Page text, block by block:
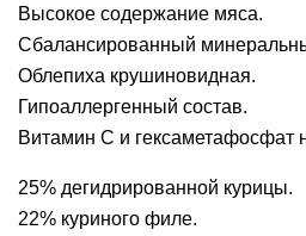
Высокое содержание мяса.
Сбалансированный
Облепиха крушиновидная.
Гипоаллергенный состав.
Витамин С и гексаметафосфат
25% дегидрированной курицы.
22% куриного филе.